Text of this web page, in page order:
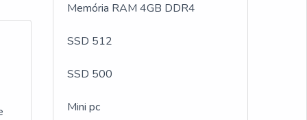
Memória RAM 4GB DDR4
SSD 512
SSD 500
Mini pc